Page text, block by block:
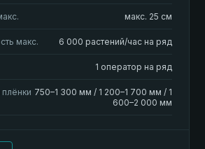
макс. 25 см
макс. 6 000 растений/час на ряд
1 оператор на ряд
750–1 300 мм / 1 200–1 700 мм / 1
600–2 000 мм